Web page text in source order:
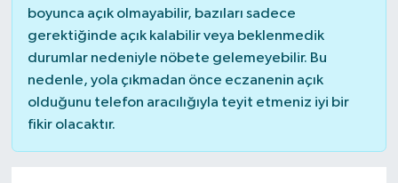
boyunca açık olmayabilir, bazıları sadece
gerektiğinde açık kalabilir veya beklenmedik
durumlar nedeniyle nöbete gelemeyebilir. Bu
nedenle, yola çıkmadan önce eczanenin açık
olduğunu telefon aracılığıyla teyit etmeniz iyi bir
fikir olacaktır.